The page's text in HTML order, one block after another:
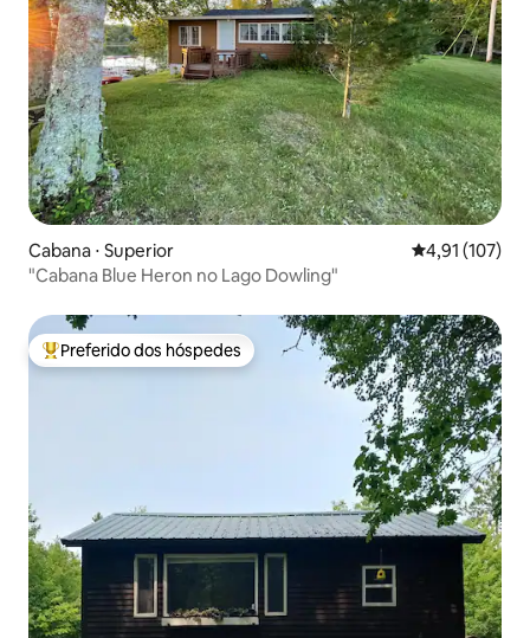
Cabana ⋅ Superior 4,91 de uma
4,91 (107)
"Cabana Blue Heron no Lago Dowling"
Entre os melhores preferidos dos hóspedes
Preferido dos hóspedes